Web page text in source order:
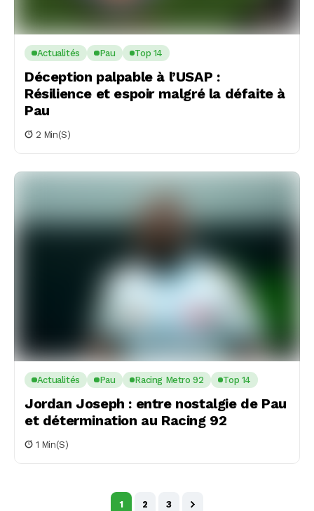
Actualités Pau Top 14
Déception palpable à l’USAP :
Résilience et espoir malgré la défaite à
Pau
2 Min(s)
Actualités Pau Racing Metro 92 Top 14
Jordan Joseph : entre nostalgie de Pau
et détermination au Racing 92
1 Min(s)
1 2 3